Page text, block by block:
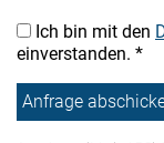
Ich bin mit den
einverstanden. *